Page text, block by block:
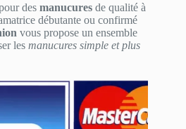
des manucures de qualité à
débutante ou confirmé
vous propose un ensemble
les manucures simple et plus